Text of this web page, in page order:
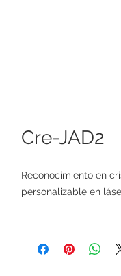
Cre-JAD2
Reconocimiento en
personalizable en